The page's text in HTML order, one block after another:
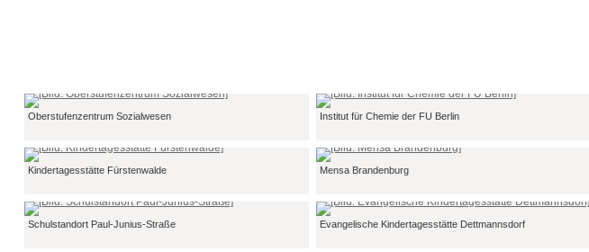
Oberstufenzentrum Sozialwesen Institut für Chemie der FU Berlin
Kindertagesstätte Fürstenwalde Mensa Brandenburg
Schulstandort Paul-Junius-Straße Evangelische Kindertagesstätte Dettmannsdorf